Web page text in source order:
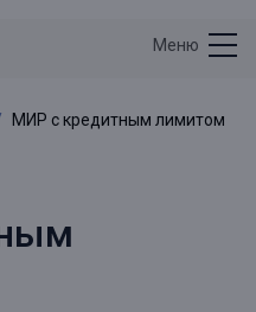
Меню
МИР с кредитным лимитом